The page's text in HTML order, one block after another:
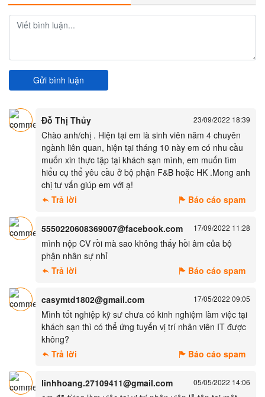
Gửi bình luận
Đỗ Thị Thủy 23/09/2022 18:39
Chào anh/chị . Hiện tại em là sinh viên năm 4 chuyên
ngành liên quan, hiện tại tháng 10 này em có nhu cầu
muốn xin thực tập tại khách sạn mình, em muốn tìm
hiểu cụ thể yêu cầu ở bộ phận F&B hoặc HK .Mong anh
chị tư vấn giúp em với ạ!
Trả lời
Báo cáo spam
5550220608369007@facebook.com 17/09/2022 11:28
mình nộp CV rồi mà sao không thấy hồi âm của bộ
phận nhân sự nhỉ
Trả lời
Báo cáo spam
casymtd1802@gmail.com 17/05/2022 09:05
Mình tốt nghiệp kỹ sư chưa có kinh nghiệm làm việc tại
khách sạn thì có thể ứng tuyển vị trí nhân viên IT được
không?
Trả lời
Báo cáo spam
linhhoang.27109411@gmail.com 05/05/2022 14:06